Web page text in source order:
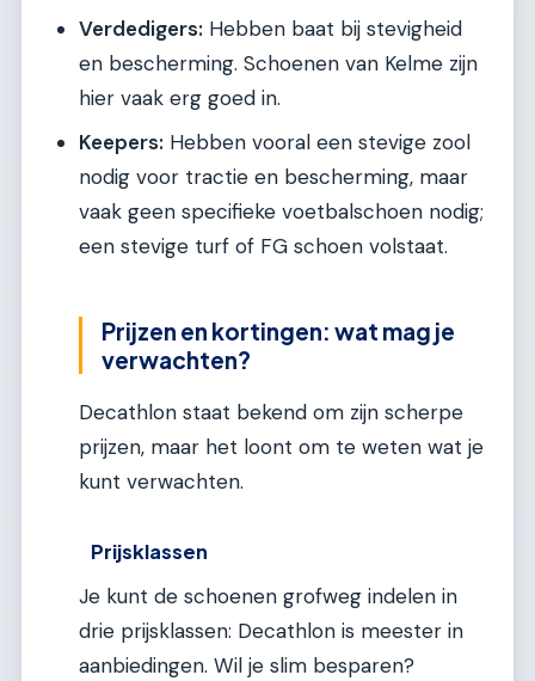
Verdedigers: Hebben baat bij stevigheid
en bescherming. Schoenen van Kelme zijn
hier vaak erg goed in.
Keepers: Hebben vooral een stevige zool
nodig voor tractie en bescherming, maar
vaak geen specifieke voetbalschoen nodig;
een stevige turf of FG schoen volstaat.
Prijzen en kortingen: wat mag je
verwachten?
Decathlon staat bekend om zijn scherpe
prijzen, maar het loont om te weten wat je
kunt verwachten.
Prijsklassen
Je kunt de schoenen grofweg indelen in
drie prijsklassen: Decathlon is meester in
aanbiedingen. Wil je slim besparen?